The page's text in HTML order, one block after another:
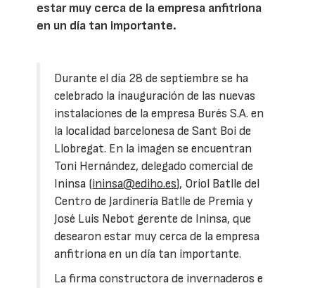
estar muy cerca de la empresa anfitriona
en un día tan importante.
Durante el día 28 de septiembre se ha
celebrado la inauguración de las nuevas
instalaciones de la empresa Burés S.A. en
la localidad barcelonesa de Sant Boi de
Llobregat. En la imagen se encuentran
Toni Hernández, delegado comercial de
Ininsa (ininsa@ediho.es), Oriol Batlle del
Centro de Jardinería Batlle de Premia y
José Luis Nebot gerente de Ininsa, que
desearon estar muy cerca de la empresa
anfitriona en un día tan importante.
La firma constructora de invernaderos e